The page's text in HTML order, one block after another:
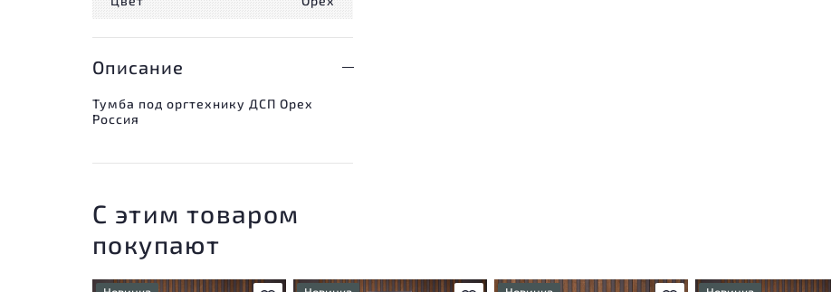
Описание
Тумба под оргтехнику ДСП Орех
Россия
С этим товаром
покупают